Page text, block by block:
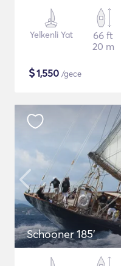
Yelkenli Yat
66 ft
20 m
$1,550 /gece
Schooner 185'